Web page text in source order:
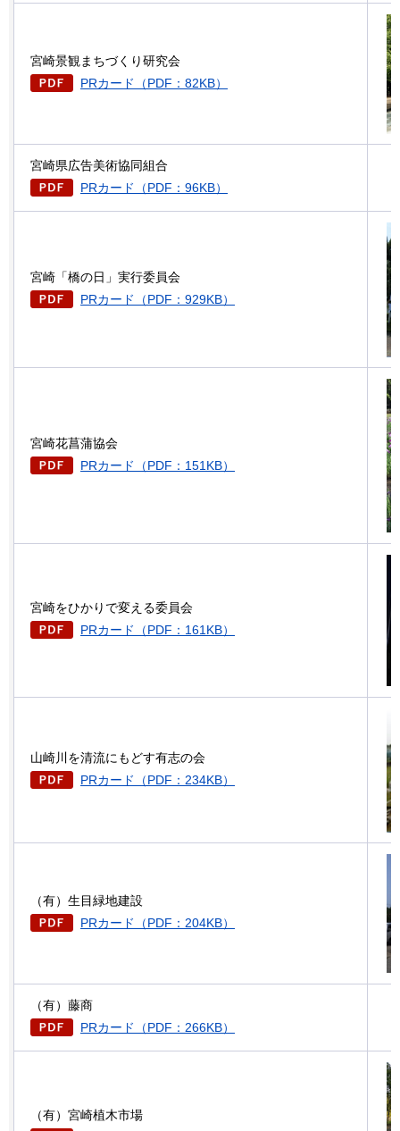
宮崎景観まちづくり研究会
PRカード（PDF：82KB）
宮崎県広告美術協同組合
PRカード（PDF：96KB）
宮崎「橋の日」実行委員会
PRカード（PDF：929KB）
宮崎花菖蒲協会
PRカード（PDF：151KB）
宮崎をひかりで変える委員会
PRカード（PDF：161KB）
山崎川を清流にもどす有志の会
PRカード（PDF：234KB）
（有）生目緑地建設
PRカード（PDF：204KB）
（有）藤商
PRカード（PDF：266KB）
（有）宮崎植木市場